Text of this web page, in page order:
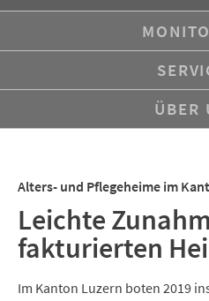
ÜBER
Alters- und Pflegeheime im
Leichte
fakturierten
Im Kanton Luzern boten 2019